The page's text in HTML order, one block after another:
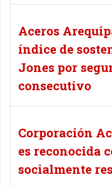
Aceros
índice de
Jones por
consecutivo
Corporación
es reconocida
socialmente